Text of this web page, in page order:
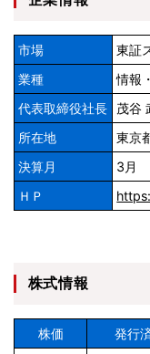
市場
東証
業種
情報
代表取締役社長
茂谷
所在地
東京
決算月
3月
ＨＰ
株式情報
株価 発行